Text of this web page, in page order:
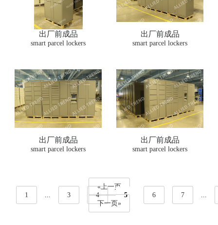
出厂前成品
smart parcel lockers
出厂前成品
smart parcel lockers
出厂前成品
smart parcel lockers
出厂前成品
smart parcel lockers
«上一页
1
... 3 4 5 6 7
...
下一页»